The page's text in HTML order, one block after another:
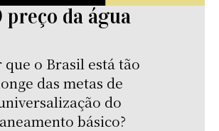
preço da água
que o Brasil está tão
das metas de
do
básico?